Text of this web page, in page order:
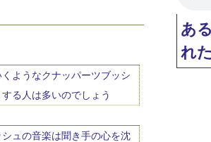
ようなクナッパーツブッシ
る人は多いのでしょう
ュの音楽は聞き手の心を沈
あ
れ